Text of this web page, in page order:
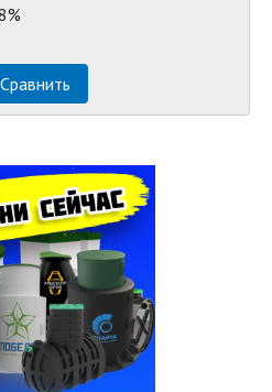
Сравнить